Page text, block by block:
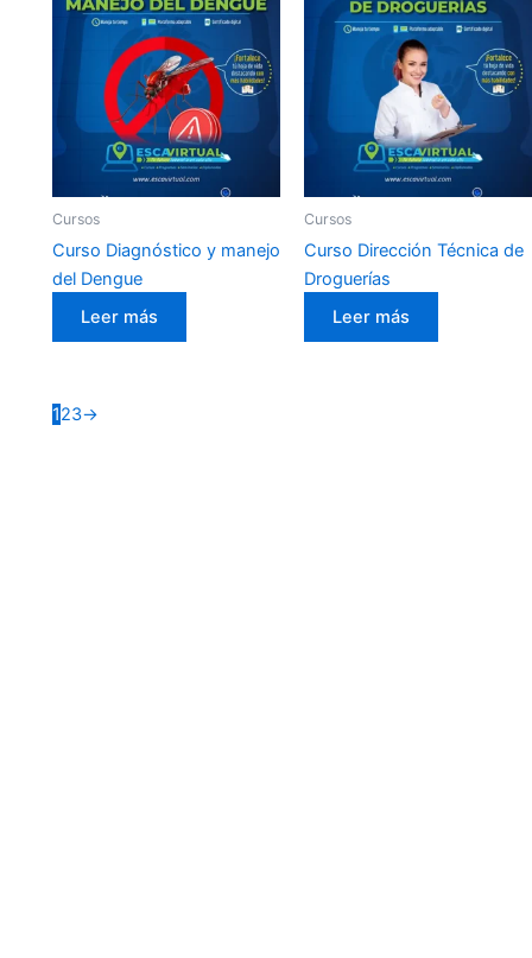
Cursos
Curso Diagnóstico y manejo
del Dengue
Leer más
Cursos
Curso Dirección Técnica de
Droguerías
Leer más
123→